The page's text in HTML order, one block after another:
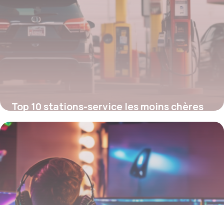
Top 10 stations-service les moins chères
près de chez vous